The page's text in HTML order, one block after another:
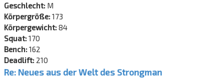
Geschlecht: M
Körpergröße:173
Körpergewicht:84
Squat:170
Bench:162
Deadlift: 210
Re: Neues aus der Welt des Strongman